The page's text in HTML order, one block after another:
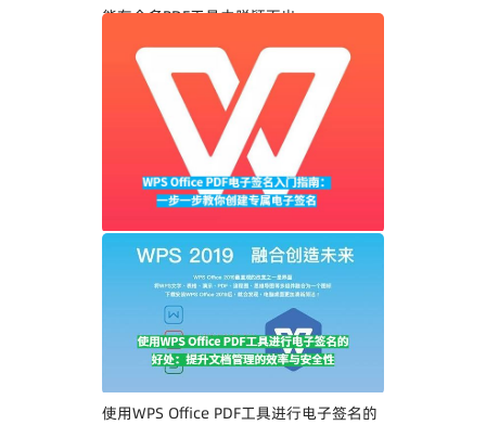
能在众多PDF工具中脱颖而出
WPS Office PDF电子签名入门指南：一步
一步教你创建专属电子签名
使用WPS Office PDF工具进行电子签名的